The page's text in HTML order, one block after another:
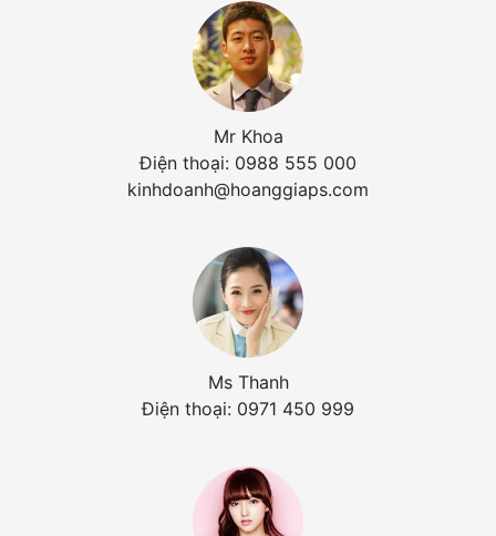
Mr Khoa
Điện thoại: 0988 555 000
kinhdoanh@hoanggiaps.com
Ms Thanh
Điện thoại: 0971 450 999